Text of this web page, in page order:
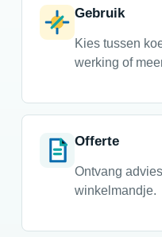
Gebruik
Kies tussen
werking of
Offerte
Ontvang
winkelmandje.